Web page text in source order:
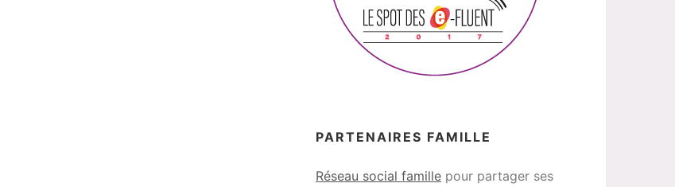
PARTENAIRES FAMILLE
Réseau social famille pour partager ses